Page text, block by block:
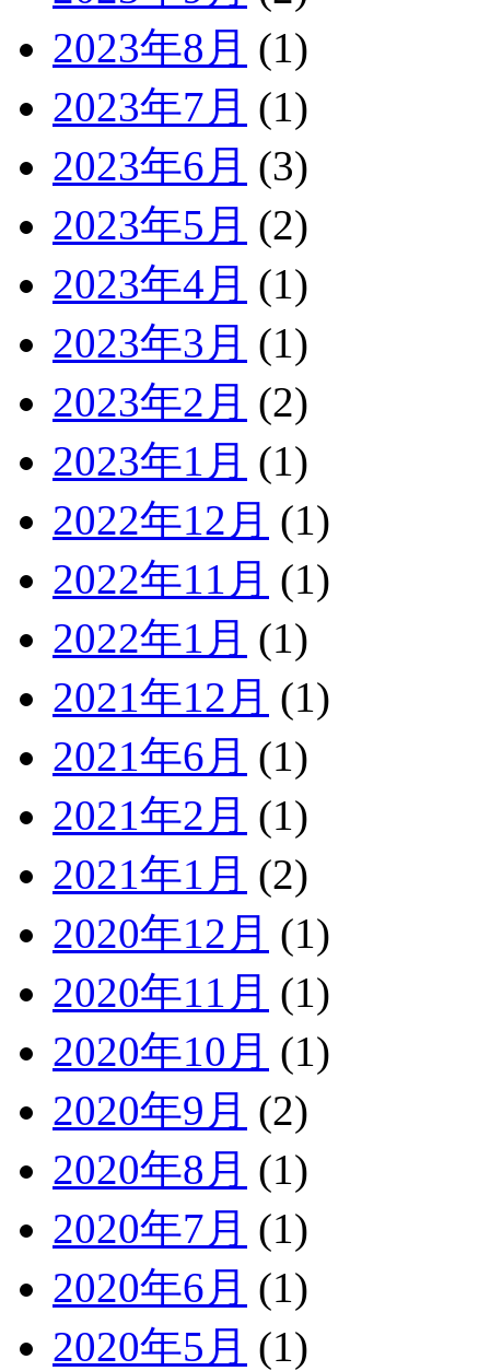
2023年8月 (1)
2023年7月 (1)
2023年6月 (3)
2023年5月 (2)
2023年4月 (1)
2023年3月 (1)
2023年2月 (2)
2023年1月 (1)
2022年12月 (1)
2022年11月 (1)
2022年1月 (1)
2021年12月 (1)
2021年6月 (1)
2021年2月 (1)
2021年1月 (2)
2020年12月 (1)
2020年11月 (1)
2020年10月 (1)
2020年9月 (2)
2020年8月 (1)
2020年7月 (1)
2020年6月 (1)
2020年5月 (1)